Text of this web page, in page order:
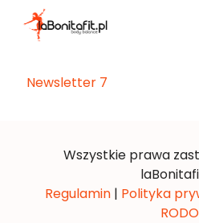
Newsletter 7
Wszystkie prawa
Regulamin | Polityka
RODO